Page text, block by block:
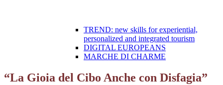
TREND: new skills for experiential,
personalized and integrated tourism
DIGITAL EUROPEANS
MARCHE DI CHARME
“La Gioia del Cibo Anche con Disfagia”